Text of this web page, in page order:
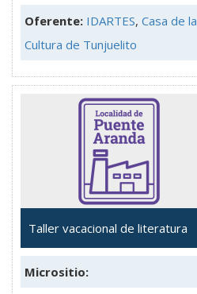
Oferente: IDARTES, Casa de la
Cultura de Tunjuelito
Taller vacacional de literatura
Micrositio: